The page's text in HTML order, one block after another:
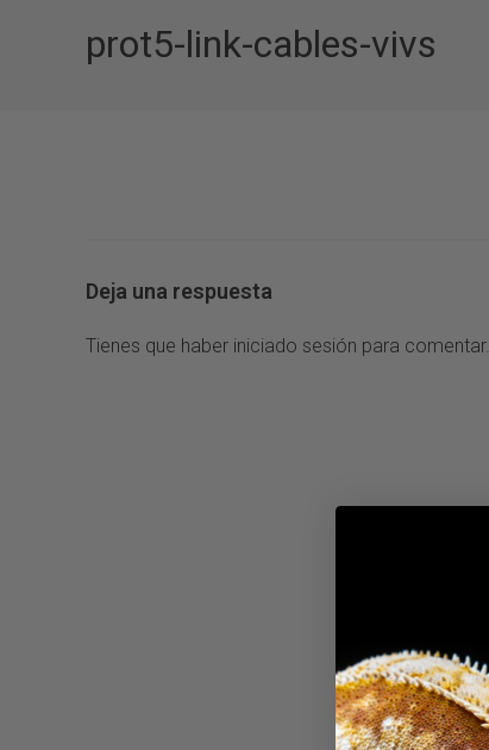
prot5-link-cables-vivs
Deja una respuesta
Tienes que haber iniciado sesión para comentar.